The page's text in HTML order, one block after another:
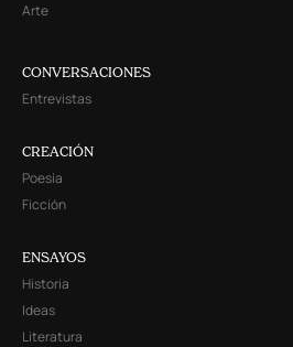
Arte
CONVERSACIONES
Entrevistas
CREACIÓN
Poesía
Ficción
ENSAYOS
Historia
Ideas
Literatura